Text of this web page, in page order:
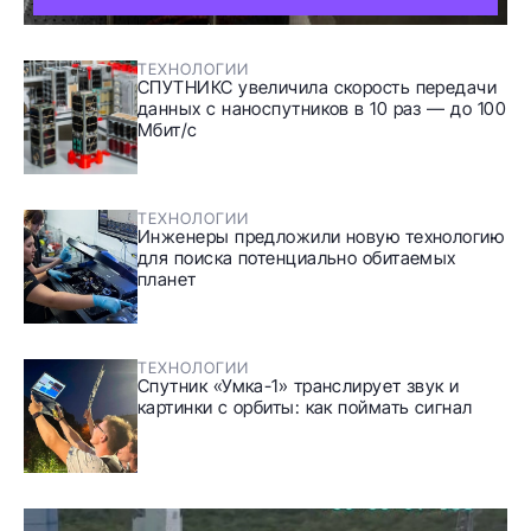
ТЕХНОЛОГИИ
СПУТНИКС увеличила скорость передачи
данных с наноспутников в 10 раз — до 100
Мбит/с
ТЕХНОЛОГИИ
Инженеры предложили новую технологию
для поиска потенциально обитаемых
планет
ТЕХНОЛОГИИ
Спутник «Умка-1» транслирует звук и
картинки с орбиты: как поймать сигнал